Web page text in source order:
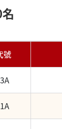
號